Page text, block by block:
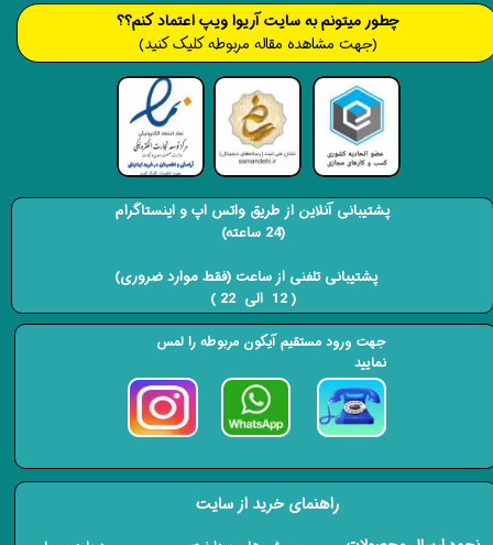
​​​چطور میتونم به سایت آریوا ویپ اعتماد کنم؟؟
(جهت مشاهده مقاله مربوطه کلیک کنید)
راهنمای خرید از سایت
پشتیبانی آنلاین از طریق واتس اپ و اینستاگرام
(24 ساعته)
​​​​​​​ پشتیبانی تلفنی از ساعت (فقط موارد ضروری)
( 12 الی 22 ) ​​​​​​​
جهت ورود مستقیم آیکون مربوطه را لمس
نمایید